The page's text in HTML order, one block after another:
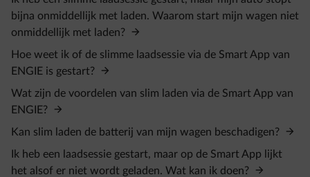
bijna onmiddellijk met laden. Waarom start mijn wagen niet
onmiddellijk met laden?
Hoe weet ik of de slimme laadsessie via de Smart App van
ENGIE is gestart?
Wat zijn de voordelen van slim laden via de Smart App van
ENGIE?
Kan slim laden de batterij van mijn wagen beschadigen?
Ik heb een laadsessie gestart, maar op de Smart App lijkt
het alsof er niet wordt geladen. Wat kan ik doen?